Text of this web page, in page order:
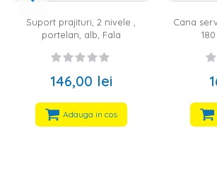
prajituri, 2 nivele ,
alb, Fala
146,00 lei
Adauga in cos
Cana servire lapte,
180 ml, alb,
16,00 lei
Adauga in